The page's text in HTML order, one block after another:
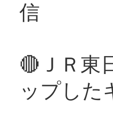
信
🔴ＪＲ東
ップした